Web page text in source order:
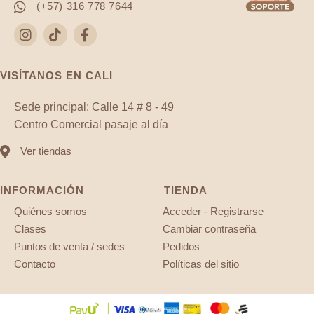
(+57) 316 778 7644
VISÍTANOS EN CALI
Sede principal: Calle 14 # 8 - 49
Centro Comercial pasaje al día
Ver tiendas
INFORMACIÓN
Quiénes somos
Clases
Puntos de venta / sedes
Contacto
TIENDA
Acceder - Registrarse
Cambiar contraseña
Pedidos
Políticas del sitio